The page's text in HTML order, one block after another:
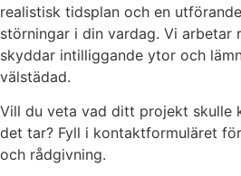
realistisk tidsplan och en
störningar i din vardag. Vi arbetar
skyddar intilliggande ytor och
välstädad.
Vill du veta vad ditt projekt skulle
det tar? Fyll i kontaktformuläret
och rådgivning.